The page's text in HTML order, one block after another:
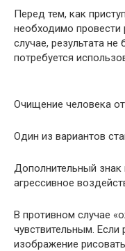
Перед тем, как
необходимо провести
случае, результата
потребуется
Очищение человека от
Один из вариантов
Дополнительный
агрессивное
В противном случае
чувствительным. Если
изображение